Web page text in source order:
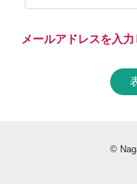
メールアドレスを入力
©